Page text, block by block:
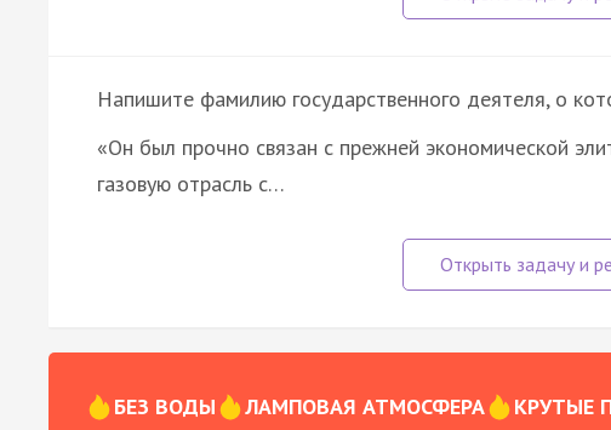
Напишите фамилию государственного деятеля, о
«Он был прочно связан с прежней экономической
газовую отрасль с…
БЕЗ ВОДЫ ЛАМПОВАЯ АТМОСФЕРА КРУТЫЕ